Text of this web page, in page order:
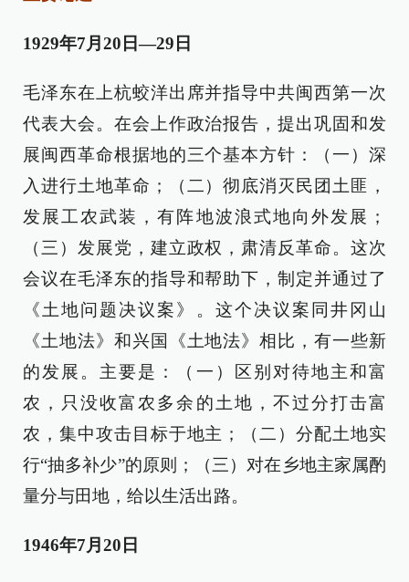
1929年7月20日—29日
毛泽东在上杭蛟洋出席并指导中共闽西第一次
代表大会。在会上作政治报告，提出巩固和发
展闽西革命根据地的三个基本方针：（一）深
入进行土地革命；（二）彻底消灭民团土匪，
发展工农武装，有阵地波浪式地向外发展；
（三）发展党，建立政权，肃清反革命。这次
会议在毛泽东的指导和帮助下，制定并通过了
《土地问题决议案》。这个决议案同井冈山
《土地法》和兴国《土地法》相比，有一些新
的发展。主要是：（一）区别对待地主和富
农，只没收富农多余的土地，不过分打击富
农，集中攻击目标于地主；（二）分配土地实
行“抽多补少”的原则；（三）对在乡地主家属酌
量分与田地，给以生活出路。
1946年7月20日